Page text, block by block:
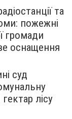
та
пожежні
громади
оснащення
суд
лісу